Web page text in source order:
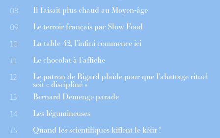
08 Il faisait plus chaud au Moyen-âge
09 Le terroir français par Slow Food
10 La table 42, l’infini commence ici
11 Le chocolat à l’affiche
12 Le patron de Bigard plaide pour que l’abattage rituel
soit « discipliné »
13 Bernard Demenge parade
14 Les légumineuses
15 Quand les scientifiques kiffent le kéfir !